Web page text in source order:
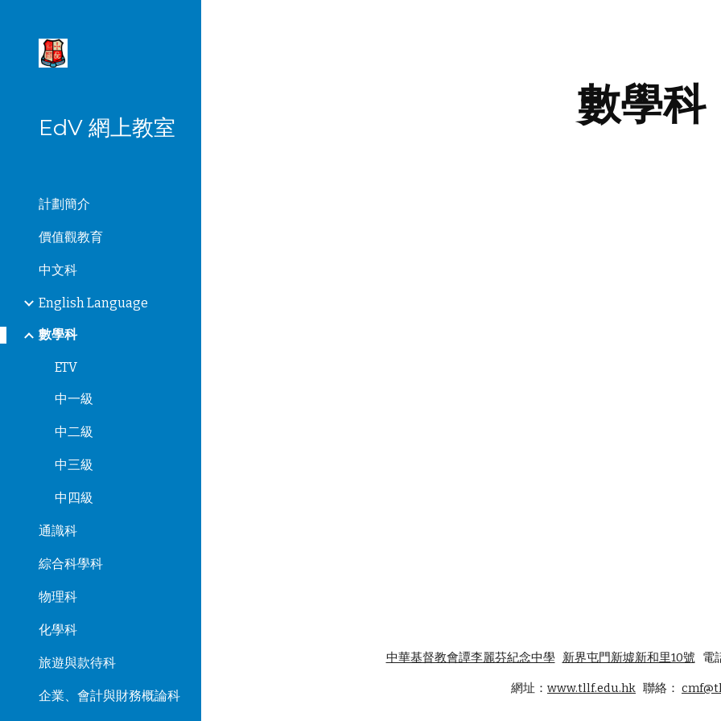
EdV 網上教室
計劃簡介
價值觀教育
中文科
English Language
數學科
ETV
中一級
中二級
中三級
中四級
通識科
綜合科學科
物理科
化學科
旅遊與款待科
企業、會計與財務概論科
數學科
中華基督教會譚李麗芬紀念中學 新界屯門新墟新和里10號電
網址： www.tllf.edu.hk 聯絡：